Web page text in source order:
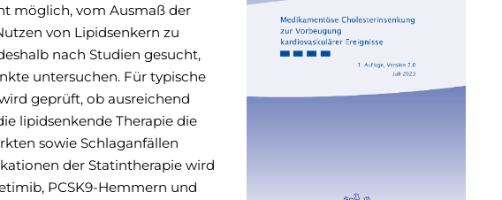
möglich, vom Ausmaß der
von Lipidsenkern zu
nach Studien gesucht,
untersuchen. Für typische
geprüft, ob ausreichend
lipidsenkende Therapie die
sowie Schlaganfällen
der Statintherapie wird
PCSK9-Hemmern und